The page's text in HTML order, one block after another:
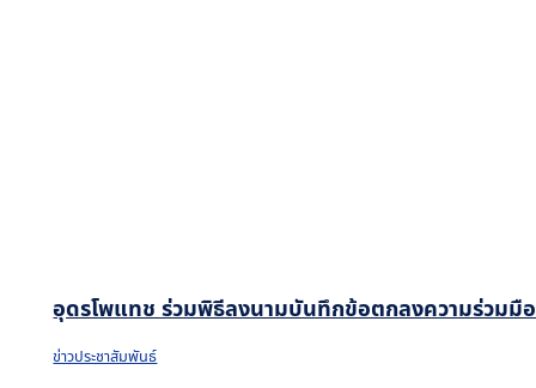
อุดรโพแทช ร่วมพิธีลงนามบันทึกข้อตกลงความร่วมมือ
ข่าวประชาสัมพันธ์